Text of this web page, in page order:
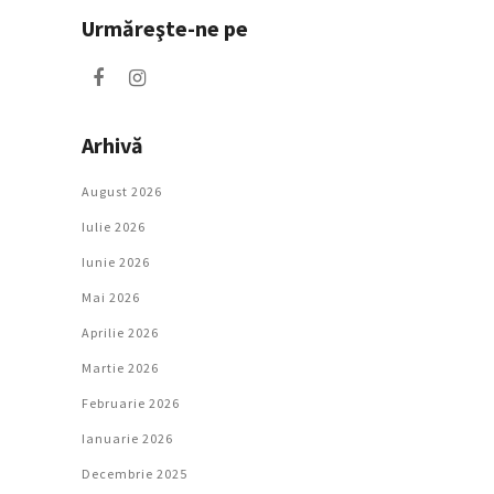
Urmăreşte-ne pe
Arhivă
August 2026
Iulie 2026
Iunie 2026
Mai 2026
Aprilie 2026
Martie 2026
Februarie 2026
Ianuarie 2026
Decembrie 2025